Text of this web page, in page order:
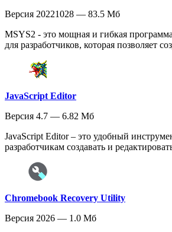
Версия 20221028 — 83.5 Мб
MSYS2 - это мощная и гибкая
для разработчиков, которая позволяет
JavaScript Editor
Версия 4.7 — 6.82 Мб
JavaScript Editor – это удобный
разработчикам создавать и
Chromebook Recovery Utility
Версия 2026 — 1.0 Мб